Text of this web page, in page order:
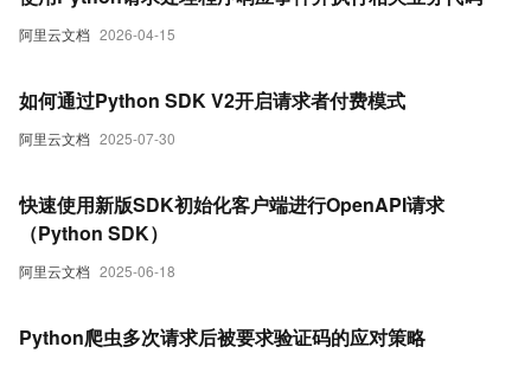
阿里云文档 2026-04-15
阿里云文档 2025-07-30
如何通过Python SDK V2开启请求者付费模式
阿里云文档 2025-06-18
快速使用新版SDK初始化客户端进行OpenAPI请求
（Python SDK）
Python爬虫多次请求后被要求验证码的应对策略